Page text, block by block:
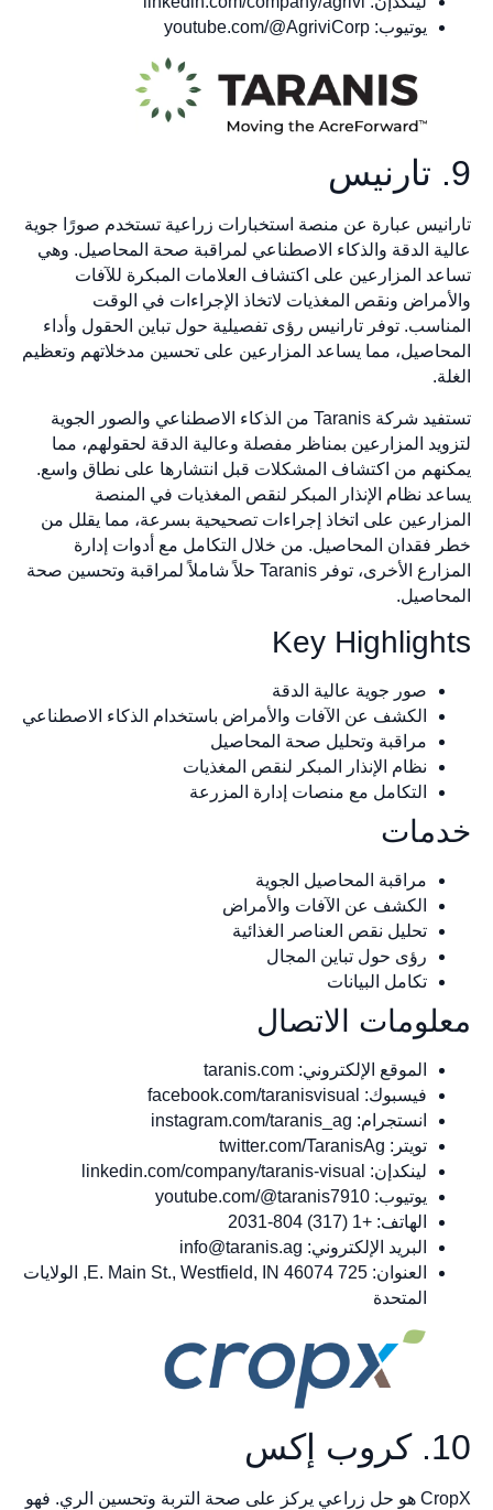
يوتيوب: youtube.com/@AgriviCorp
9. تارنيس
تارانيس عبارة عن منصة استخبارات زراعية تستخدم صورًا جوية
عالية الدقة والذكاء الاصطناعي لمراقبة صحة المحاصيل. وهي
تساعد المزارعين على اكتشاف العلامات المبكرة للآفات
والأمراض ونقص المغذيات لاتخاذ الإجراءات في الوقت
المناسب. توفر تارانيس رؤى تفصيلية حول تباين الحقول وأداء
المحاصيل، مما يساعد المزارعين على تحسين مدخلاتهم وتعظيم
الغلة.
تستفيد شركة Taranis من الذكاء الاصطناعي والصور الجوية
لتزويد المزارعين بمناظر مفصلة وعالية الدقة لحقولهم، مما
يمكنهم من اكتشاف المشكلات قبل انتشارها على نطاق واسع.
يساعد نظام الإنذار المبكر لنقص المغذيات في المنصة
المزارعين على اتخاذ إجراءات تصحيحية بسرعة، مما يقلل من
خطر فقدان المحاصيل. من خلال التكامل مع أدوات إدارة
المزارع الأخرى، توفر Taranis حلاً شاملاً لمراقبة وتحسين صحة
المحاصيل.
Key Highlights
صور جوية عالية الدقة
الكشف عن الآفات والأمراض باستخدام الذكاء الاصطناعي
مراقبة وتحليل صحة المحاصيل
نظام الإنذار المبكر لنقص المغذيات
التكامل مع منصات إدارة المزرعة
خدمات
مراقبة المحاصيل الجوية
الكشف عن الآفات والأمراض
تحليل نقص العناصر الغذائية
رؤى حول تباين المجال
تكامل البيانات
معلومات الاتصال
الموقع الإلكتروني: taranis.com
فيسبوك: facebook.com/taranisvisual
انستجرام: instagram.com/taranis_ag
تويتر: twitter.com/TaranisAg
لينكدإن: linkedin.com/company/taranis-visual
يوتيوب: youtube.com/@taranis7910
الهاتف: +1 (317) 804-2031
البريد الإلكتروني:info@taranis.ag
العنوان: 725 E. Main St., Westfield, IN 46074, الولايات
المتحدة
10. كروب إكس
CropX هو حل زراعي يركز على صحة التربة وتحسين الري. فهو